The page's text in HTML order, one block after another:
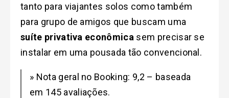
tanto para viajantes solos como também
para grupo de amigos que buscam uma
suíte privativa econômica sem precisar se
instalar em uma pousada tão convencional.
» Nota geral no Booking: 9,2 – baseada
em 145 avaliações.